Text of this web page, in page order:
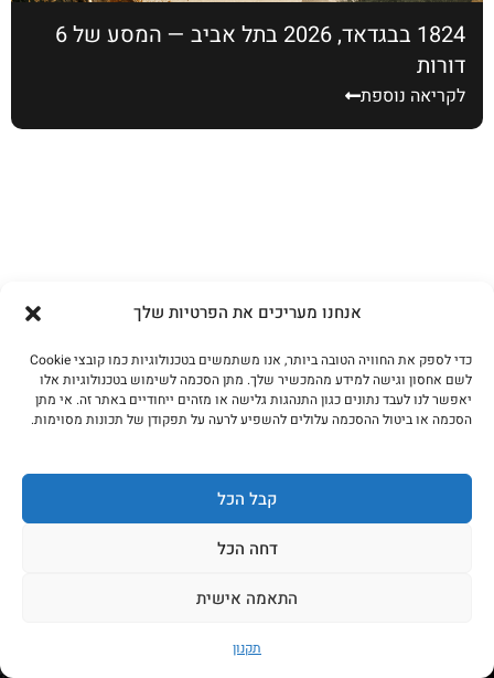
אנחנו מעריכים את הפרטיות שלך
כדי לספק את החוויה הטובה ביותר, אנו משתמשים בטכנולוגיות כמו קובצי Cookie
לשם אחסון וגישה למידע מהמכשיר שלך. מתן הסכמה לשימוש בטכנולוגיות אלו
יאפשר לנו לעבד נתונים כגון התנהגות גלישה או מזהים ייחודיים באתר זה. אי מתן
הסכמה או ביטול ההסכמה עלולים להשפיע לרעה על תפקודן של תכונות מסוימות.
קבל הכל
דחה הכל
התאמה אישית
תקנון
1824 בבגדאד, 2026 בתל אביב — המסע של 6
דורות
לקריאה נוספת
3 תרבויות גריל: ארגנטינאי · קוריאני · טקסני
לקריאה נוספת
בואו נדבר!